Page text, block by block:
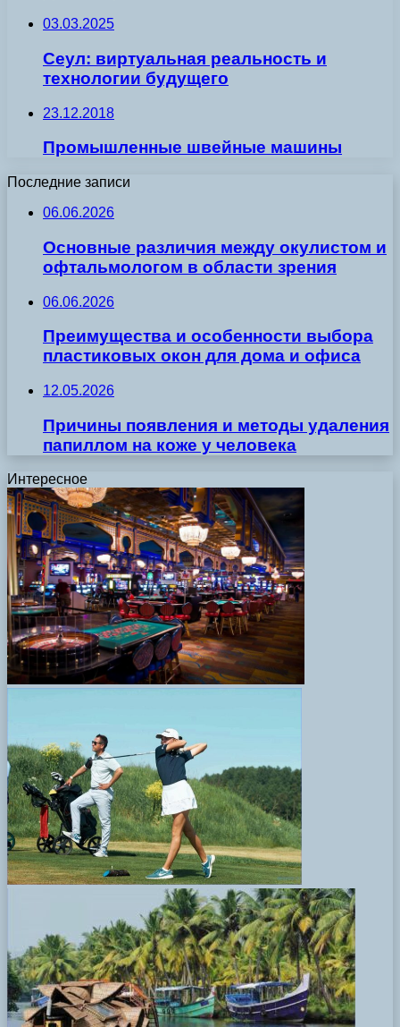
03.03.2025
Сеул: виртуальная реальность и
технологии будущего
23.12.2018
Промышленные швейные машины
Последние записи
06.06.2026
Основные различия между окулистом и
офтальмологом в области зрения
06.06.2026
Преимущества и особенности выбора
пластиковых окон для дома и офиса
12.05.2026
Причины появления и методы удаления
папиллом на коже у человека
Интересное